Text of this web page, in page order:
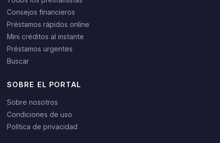
Consejos financieros
Préstamos rápidos online
Mini créditos al instante
Préstamos urgentes
Buscar
SOBRE EL PORTAL
Sobre nosotros
Condiciones de uso
Política de privacidad